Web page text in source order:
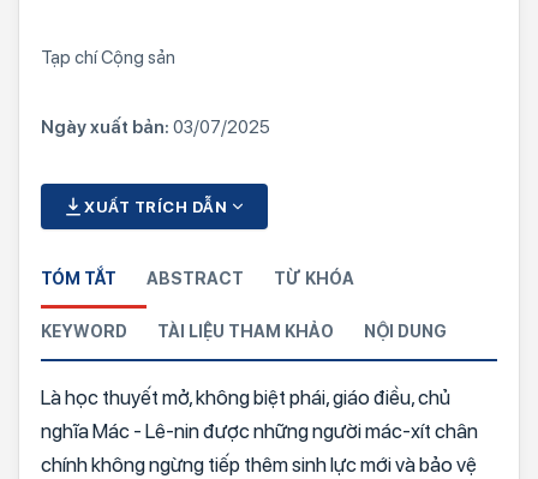
Tạp chí Cộng sản
Ngày xuất bản: 03/07/2025
XUẤT TRÍCH DẪN
TÓM TẮT ABSTRACT TỪ KHÓA
KEYWORD TÀI LIỆU THAM KHẢO NỘI DUNG
Là học thuyết mở, không biệt phái, giáo điều, chủ
nghĩa Mác - Lê-nin được những người mác-xít chân
chính không ngừng tiếp thêm sinh lực mới và bảo vệ